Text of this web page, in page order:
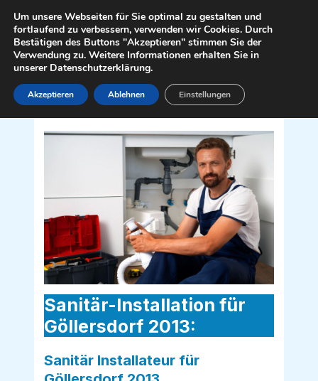
Inhalt
springen
Sanitär Installateur für Göllersdorf
Sanitär-Installation für
Göllersdorf 2013:
Sanitär Installateur für
Um unsere Webseiten für Sie optimal zu gestalten und
fortlaufend zu verbessern, verwenden wir Cookies. Durch
Bestätigen des Buttons "Akzeptieren" stimmen Sie der
Verwendung zu. Weitere Informationen erhalten Sie in
unserer Datenschutzerklärung.
Akzeptieren Ablehnen Einstellungen